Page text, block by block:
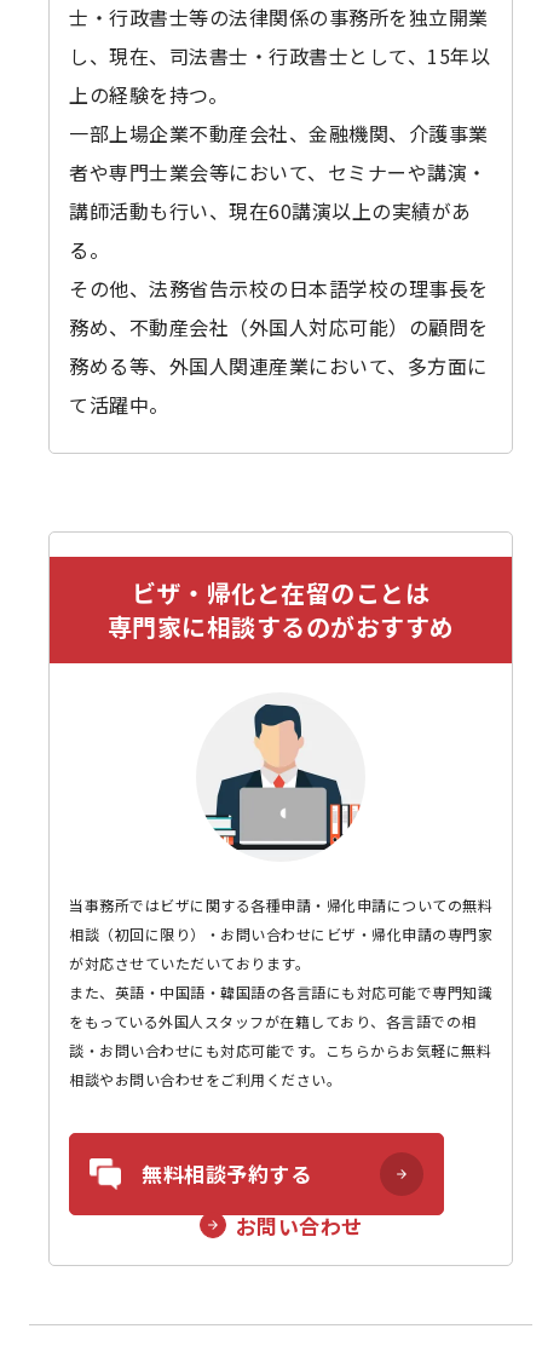
士・行政書士等の法律関係の事務所を独立開業
し、現在、司法書士・行政書士として、15年以
上の経験を持つ。
一部上場企業不動産会社、金融機関、介護事業
者や専門士業会等において、セミナーや講演・
講師活動も行い、現在60講演以上の実績があ
る。
その他、法務省告示校の日本語学校の理事長を
務め、不動産会社（外国人対応可能）の顧問を
務める等、外国人関連産業において、多方面に
て活躍中。
ビザ・帰化と在留のことは
専門家に相談するのがおすすめ
当事務所ではビザに関する各種申請・帰化申請についての無料
相談（初回に限り）・お問い合わせにビザ・帰化申請の専門家
が対応させていただいております。
また、英語・中国語・韓国語の各言語にも対応可能で専門知識
をもっている外国人スタッフが在籍しており、各言語での相
談・お問い合わせにも対応可能です。こちらからお気軽に無料
相談やお問い合わせをご利用ください。
無料相談予約する
お問い合わせ